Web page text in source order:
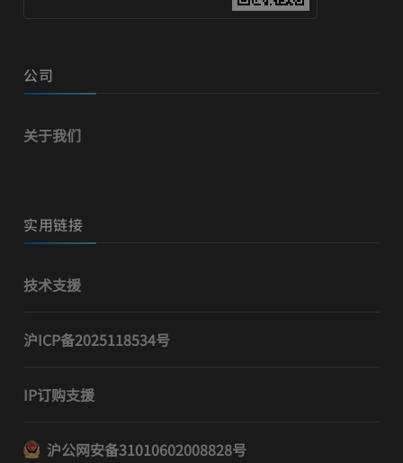
公司
关于我们
实用链接
技术支援
沪ICP备2025118534号
IP订购支援
沪公网安备31010602008828号